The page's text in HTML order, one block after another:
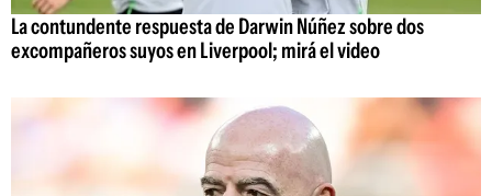
La contundente respuesta de Darwin Núñez sobre dos
excompañeros suyos en Liverpool; mirá el video